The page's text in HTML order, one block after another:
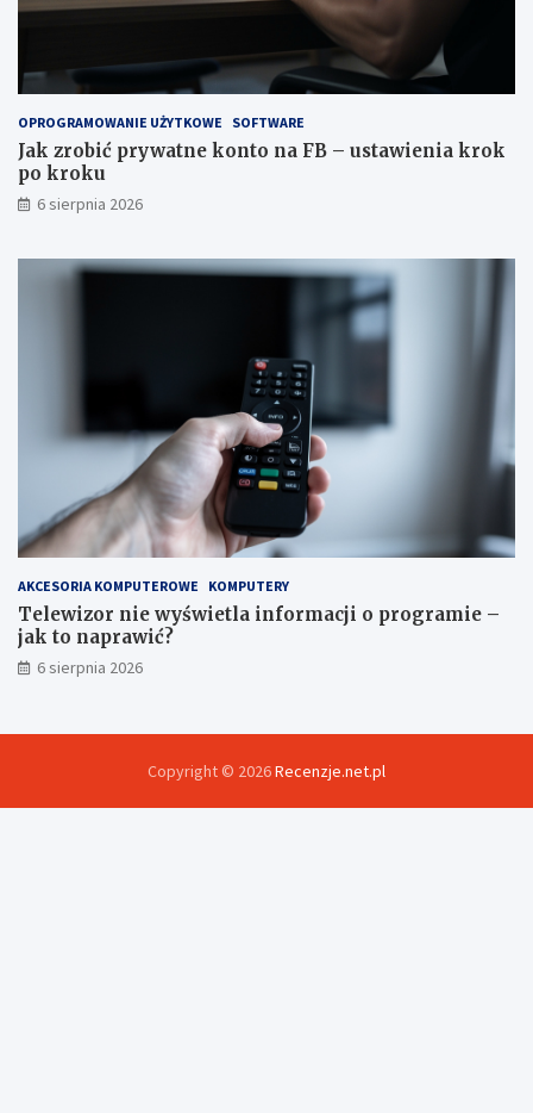
OPROGRAMOWANIE UŻYTKOWE SOFTWARE
Jak zrobić prywatne konto na FB – ustawienia krok
po kroku
6 sierpnia 2026
AKCESORIA KOMPUTEROWE KOMPUTERY
Telewizor nie wyświetla informacji o programie –
jak to naprawić?
6 sierpnia 2026
Copyright © 2026Recenzje.net.pl